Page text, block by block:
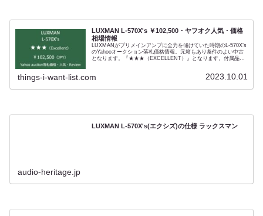
LUXMAN L-570X's ￥102,500・ヤフオク人気・価格
相場情報
LUXMANがプリメインアンプに全力を傾けていた時期のL-570X’s
のYahooオークション落札価格情報。元箱もあり条件のよい中古
となります。『★★★（EXCELLENT）』となります。付属品が
ら、発熱の多さによる内部の劣化に注意する必要があります。症
り替えノイズ 放熱メッシュの変形（波打つ） ラックスマンが採
ートアンプと同等のプリメインアンプを作ろうとした時期のハイ
エンドモデル。80年代後半から90年代前半、日本のオーディオア
ンプにおいて純A級増幅が流行のひとつでしたが、なかでもラッ
things-i-want-list.com 2023.10.01
LUXMAN L-570X's(エクシズ)の仕様 ラックスマン
audio-heritage.jp